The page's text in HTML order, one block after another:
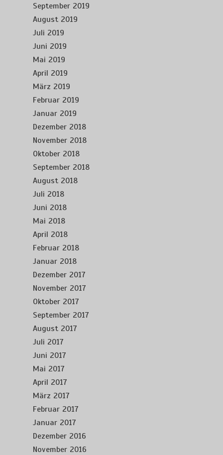
September 2019
August 2019
Juli 2019
Juni 2019
Mai 2019
April 2019
März 2019
Februar 2019
Januar 2019
Dezember 2018
November 2018
Oktober 2018
September 2018
August 2018
Juli 2018
Juni 2018
Mai 2018
April 2018
Februar 2018
Januar 2018
Dezember 2017
November 2017
Oktober 2017
September 2017
August 2017
Juli 2017
Juni 2017
Mai 2017
April 2017
März 2017
Februar 2017
Januar 2017
Dezember 2016
November 2016